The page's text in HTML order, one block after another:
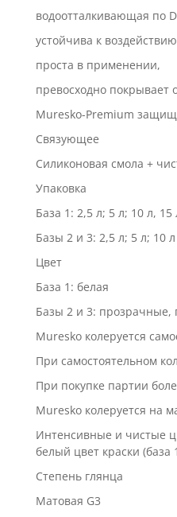
водоотталкивающая по
устойчива к
проста в применении,
превосходно покрывает
Muresko-Premium
Связующее
Силиконовая смола +
Упаковка
Базa 1: 2,5 л; 5 л; 10 л, 15
Базы 2 и 3: 2,5 л; 5 л; 10
Цвет
База 1: белая
Базы 2 и 3: прозрачные,
Muresko колеруется
При самостоятельном
При покупке партии
Muresko колеруется на
Интенсивные и чистые
белый цвет краски
Степень глянца
Mатовая G3